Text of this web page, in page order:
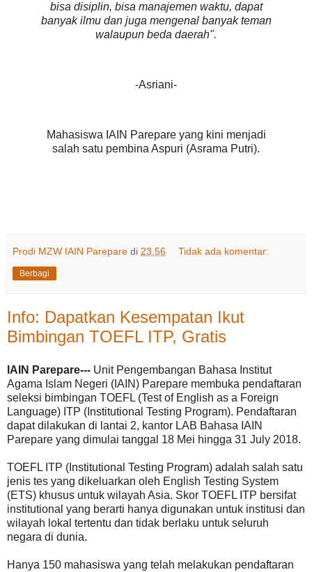
bisa disiplin, bisa manajemen waktu, dapat
banyak ilmu dan juga mengenal banyak teman
walaupun beda daerah".
-Asriani-
Mahasiswa IAIN Parepare yang kini menjadi
salah satu pembina Aspuri (Asrama Putri).
Prodi MZW IAIN Parepare di 23.56 Tidak ada komentar:
Berbagi
Info: Dapatkan Kesempatan Ikut
Bimbingan TOEFL ITP, Gratis
IAIN Parepare--- Unit Pengembangan Bahasa Institut
Agama Islam Negeri (IAIN) Parepare membuka pendaftaran
seleksi bimbingan TOEFL (Test of English as a Foreign
Language) ITP (Institutional Testing Program). Pendaftaran
dapat dilakukan di lantai 2, kantor LAB Bahasa IAIN
Parepare yang dimulai tanggal 18 Mei hingga 31 July 2018.
TOEFL ITP (Institutional Testing Program) adalah salah satu
jenis tes yang dikeluarkan oleh English Testing System
(ETS) khusus untuk wilayah Asia. Skor TOEFL ITP bersifat
institutional yang berarti hanya digunakan untuk institusi dan
wilayah lokal tertentu dan tidak berlaku untuk seluruh
negara di dunia.
Hanya 150 mahasiswa yang telah melakukan pendaftaran